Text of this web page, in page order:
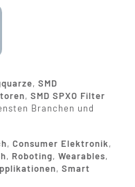
, SMD
, SMD SPXO Filter
Branchen und
, Consumer Elektronik,
, Roboting, Wearables,
, Smart